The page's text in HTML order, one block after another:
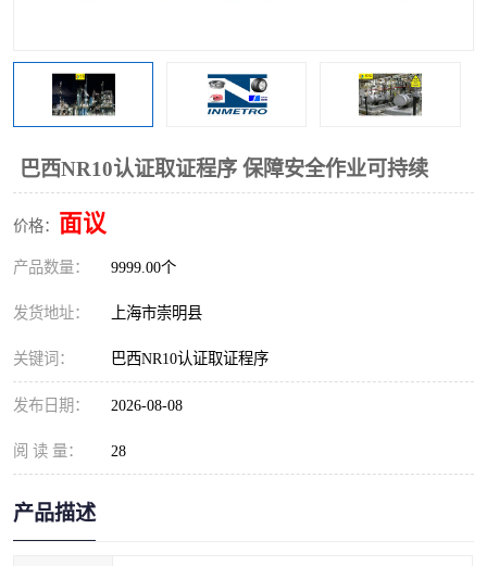
巴西NR10认证取证程序 保障安全作业可持续
价格： 面议
产品数量： 9999.00个
发货地址： 上海市崇明县
关键词： 巴西NR10认证取证程序
发布日期： 2026-08-08
阅 读 量： 28
产品描述